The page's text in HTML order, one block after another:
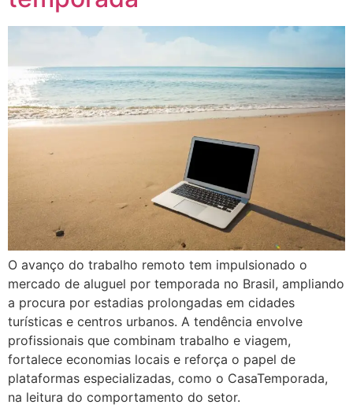
O avanço do trabalho remoto tem impulsionado o
mercado de aluguel por temporada no Brasil, ampliando
a procura por estadias prolongadas em cidades
turísticas e centros urbanos. A tendência envolve
profissionais que combinam trabalho e viagem,
fortalece economias locais e reforça o papel de
plataformas especializadas, como o CasaTemporada,
na leitura do comportamento do setor.